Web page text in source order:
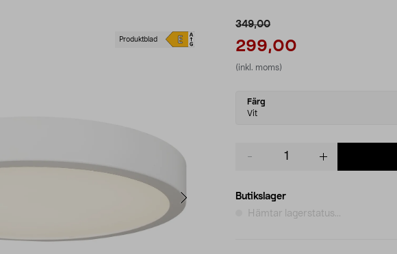
Produktblad
349,00
299,00
(inkl. moms)
Select
variant
Färg
Vit
Butikslager
Hämtar lagerstatus...